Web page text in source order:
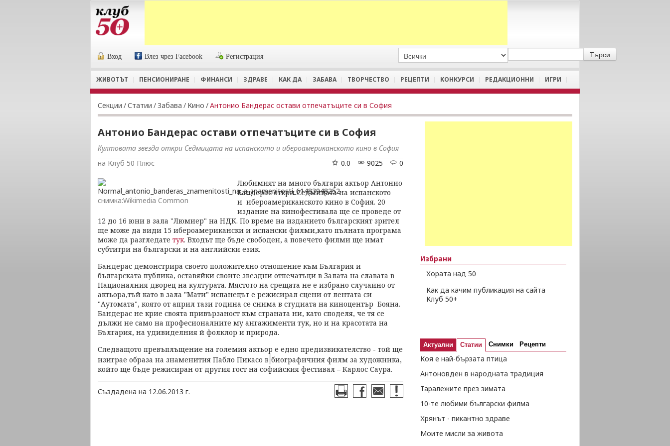
Вход Влез чрез Facebook Регистрация
ЖИВОТЪТ ПЕНСИОНИРАНЕ ФИНАНСИ ЗДРАВЕ КАК ДА ЗАБАВА ТВОРЧЕСТВО РЕЦЕПТИ КОНКУРСИ РЕДАКЦИОННИ ИГРИ
Секции /Статии / Забава / Кино /Антонио Бандерас остави отпечатъците си в София
Антонио Бандерас остави отпечатъците си в София
Култовата звезда откри Седмицата на испанското и ибероамериканското кино в София
на Клуб 50 Плюс
0
9025
0.0
снимка:Wikimedia Common
Любимият на много българи актьор Антонио
Бандерас откри Седмицата на испанското
и ибероамериканското кино в София. 20
издание на кинофестивала ще се проведе от
12 до 16 юни в зала "Люмиер" на НДК. По време на изданието българският зрител
ще може да види 15 ибероамерикански и испански филми,като пълната програма
може да разгледате тук. Входът ще бъде свободен, а повечето филми ще имат
субтитри на български и на английски език.
Бандерас демонстрира своето положително отношение към България и
българската публика, оставяйки своите звездни отпечатъци в Залата на славата в
Националния дворец на културата. Мястото на срещата не е избрано случайно от
актьора,тъй като в зала "Мати" испанецът е режисирал сцени от лентата си
"Аутомата", която от април тази година се снима в студиата на киноцентър Бояна.
Бандерас не крие своята привързаност към страната ни, като споделя, че тя се
дължи не само на професионалните му ангажименти тук, но и на красотата на
България, на удивиделния й фолклор и природа.
Следващото превъплъщение на големия актьор е едно предизвикателство - той ще
изиграе образа на знаменития Пабло Пикасо в биографичния филм за художника,
който ще бъде режисиран от другия гост на софийския фестивал – Карлос Саура.
Създадена на 12.06.2013 г.
Избрани
Хората над 50
Как да качим публикация на сайта
Клуб 50+
Актуални Статии Снимки Рецепти
Коя е най-бързата птица
Антоновден в народната традиция
Таралежите през зимата
10-те любими български филма
Хрянът - пикантно здраве
Моите мисли за живота